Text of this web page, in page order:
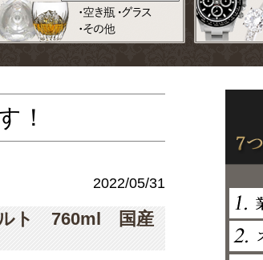
！
2022/05/31
ト 760ml 国産